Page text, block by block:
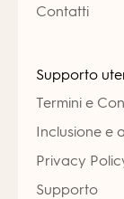
Contatti
Supporto
Termini e
Inclusione e
Privacy
Supporto